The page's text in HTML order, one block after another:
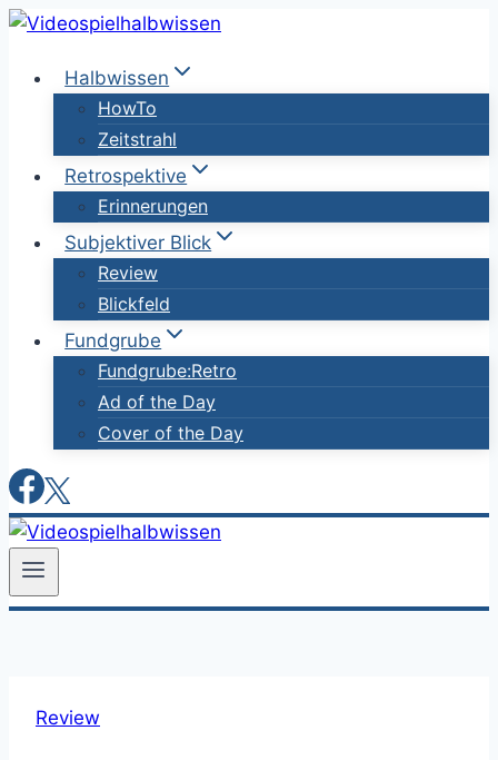
Zum
springenHalbwissen
HowTo
Zeitstrahl
Retrospektive
Erinnerungen
Subjektiver Blick
Review
Blickfeld
Fundgrube
Fundgrube:Retro
Ad of the Day
Cover of the Day
Review